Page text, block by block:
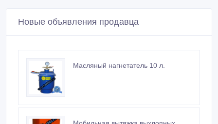
Новые объявления продавца
Масляный нагнетатель 10 л.